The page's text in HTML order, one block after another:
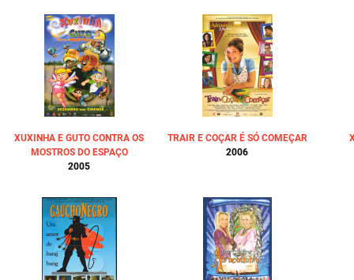
XUXINHA E GUTO CONTRA OS
MOSTROS DO ESPAÇO
2005
TRAIR E COÇAR É SÓ COMEÇAR
2006